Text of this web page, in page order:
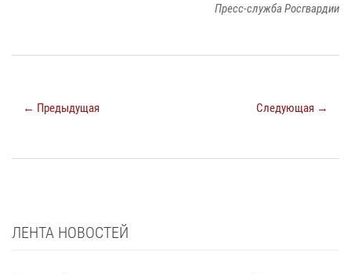
Пресс-служба Росгвардии
← Предыдущая Следующая →
ЛЕНТА НОВОСТЕЙ